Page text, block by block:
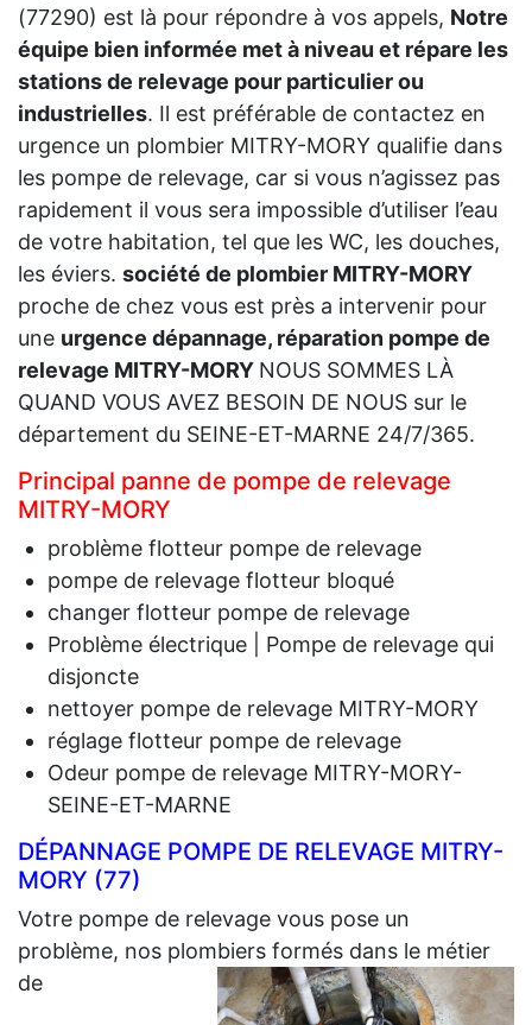
(77290) est là pour répondre à vos appels, Notre
équipe bien informée met à niveau et répare les
stations de relevage pour particulier ou
industrielles. Il est préférable de contactez en
urgence un plombier MITRY-MORY qualifie dans
les pompe de relevage, car si vous n’agissez pas
rapidement il vous sera impossible d’utiliser l’eau
de votre habitation, tel que les WC, les douches,
les éviers. société de plombier MITRY-MORY
proche de chez vous est près a intervenir pour
une urgence dépannage, réparation pompe de
relevage MITRY-MORY NOUS SOMMES LÀ
QUAND VOUS AVEZ BESOIN DE NOUS sur le
département du SEINE-ET-MARNE 24/7/365.
Principal panne de pompe de relevage
MITRY-MORY
problème flotteur pompe de relevage
pompe de relevage flotteur bloqué
changer flotteur pompe de relevage
Problème électrique | Pompe de relevage qui
disjoncte
nettoyer pompe de relevage MITRY-MORY
réglage flotteur pompe de relevage
Odeur pompe de relevage MITRY-MORY-
SEINE-ET-MARNE
DÉPANNAGE POMPE DE RELEVAGE MITRY-
MORY (77)
Votre pompe de relevage vous pose un
problème, nos plombiers formés dans le métier
de